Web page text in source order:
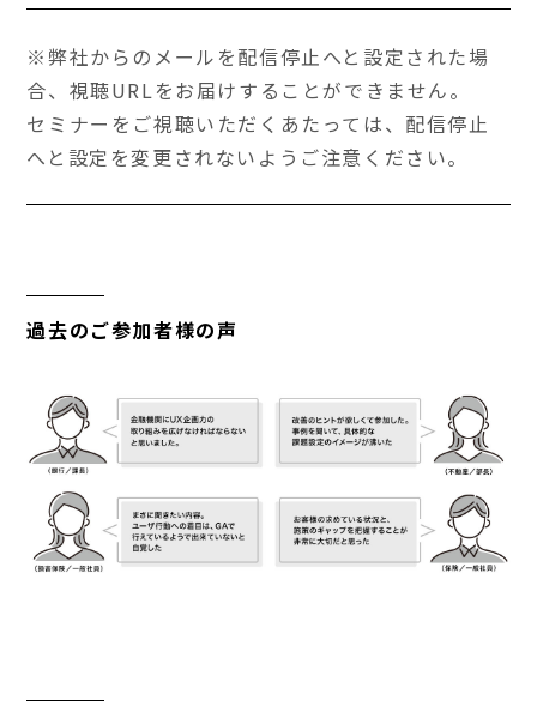
※弊社からのメールを配信停止へと設定された場
合、視聴URLをお届けすることができません。
セミナーをご視聴いただくあたっては、配信停止
へと設定を変更されないようご注意ください。
過去のご参加者様の声